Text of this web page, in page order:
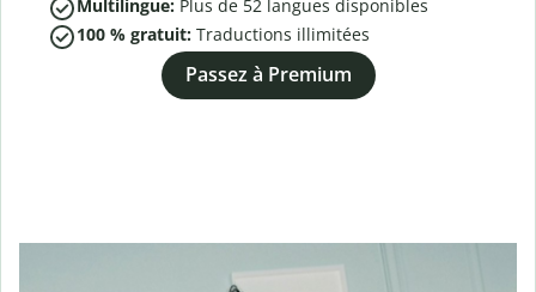
Multilingue: Plus de 52 langues disponibles
100 % gratuit: Traductions illimitées
Passez à Premium